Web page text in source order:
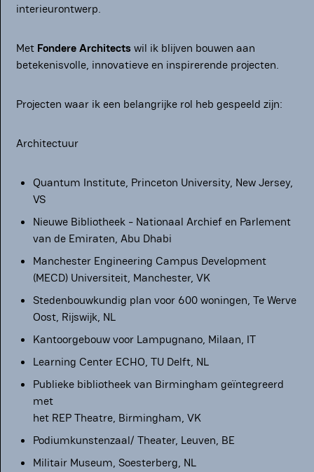
interieurontwerp.
Met Fondere Architectswil ik blijven bouwen aan
betekenisvolle, innovatieve en inspirerende projecten.
Projecten waar ik een belangrijke rol heb gespeeld zijn:
Architectuur
Quantum Institute, Princeton University, New Jersey,
VS
Nieuwe Bibliotheek - Nationaal Archief en Parlement
van de Emiraten, Abu Dhabi
Manchester Engineering Campus Development
(MECD) Universiteit, Manchester, VK
Stedenbouwkundig plan voor 600 woningen, Te Werve
Oost, Rijswijk, NL
Kantoorgebouw voor Lampugnano, Milaan, IT
Learning Center ECHO, TU Delft, NL
Publieke bibliotheek van Birmingham geïntegreerd
met
het REP Theatre, Birmingham, VK
Podiumkunstenzaal/ Theater, Leuven, BE
Militair Museum, Soesterberg, NL